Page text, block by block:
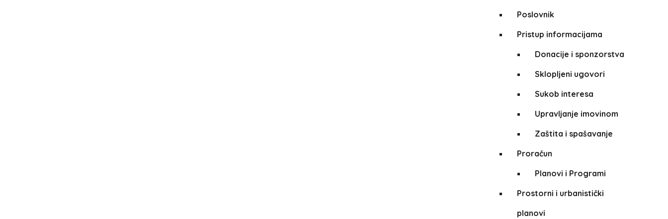
Poslovnik
Pristup informacijama
Donacije i sponzorstva
Sklopljeni ugovori
Sukob interesa
Upravljanje imovinom
Zaštita i spašavanje
Proračun
Planovi i Programi
Prostorni i urbanistički
planovi